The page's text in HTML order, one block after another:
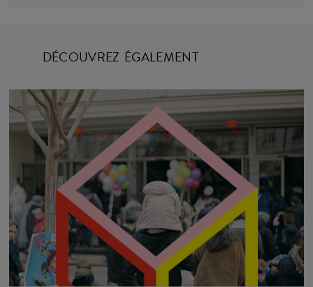
19 SEPT. 2026
JOURNÉES EUROPÉENNES DU PATRIMOINE
TNG-VAISE